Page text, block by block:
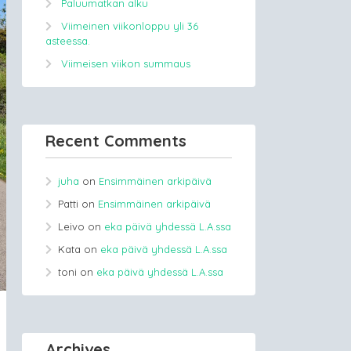
Paluumatkan alku
Viimeinen viikonloppu yli 36
asteessa.
Viimeisen viikon summaus
Recent Comments
juha on Ensimmäinen arkipäivä
Patti on Ensimmäinen arkipäivä
Leivo on eka päivä yhdessä L.A.ssa
Kata on eka päivä yhdessä L.A.ssa
toni on eka päivä yhdessä L.A.ssa